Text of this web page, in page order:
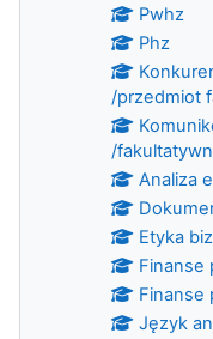
Pwhz
Phz
/przedmiot
/
Analiza
Etyka
Finanse
Finanse
Język